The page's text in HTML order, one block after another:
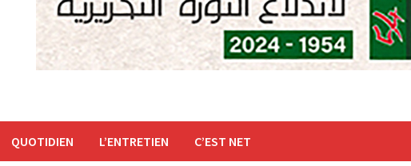
QUOTIDIEN L’ENTRETIEN C’EST NET